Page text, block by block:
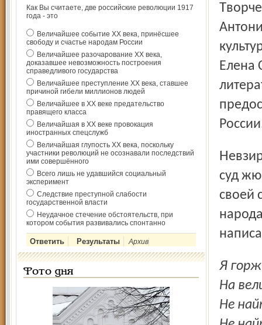
Как Вы считаете, две российские революции 1917
года - это
Величайшее событие ХХ века, принёсшее
свободу и счастье народам России
Величайшее разочарование ХХ века,
доказавшее невозможность построения
справедливого государства
Величайшее преступление ХХ века, ставшее
причиной гибели миллионов людей
Величайшее в ХХ веке предательство
правящего класса
Величайшая в ХХ веке провокация
иностранных спецслужб
Величайшая глупость ХХ века, поскольку
участники революций не осознавали последствий
ими совершённого
Всего лишь не удавшийся социальный
эксперимент
Следствие преступной слабости
государственной власти
Неудачное стечение обстоятельств, при
котором события развивались спонтанно
Архив
Фото дня
Творчество ребят оценивали молодые литераторы
Елена
Невзирая на сложность темы, школьники представили на
суд
своей
Я
На
Не